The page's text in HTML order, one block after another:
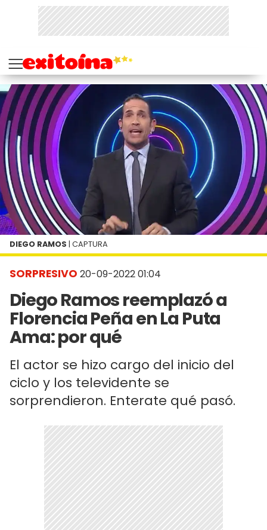
SORPRESIVO 20-09-2022 01:04
Diego Ramos reemplazó a
Florencia Peña en La Puta
Ama: por qué
El actor se hizo cargo del inicio del
ciclo y los televidente se
sorprendieron. Enterate qué pasó.
DIEGO RAMOS | CAPTURA